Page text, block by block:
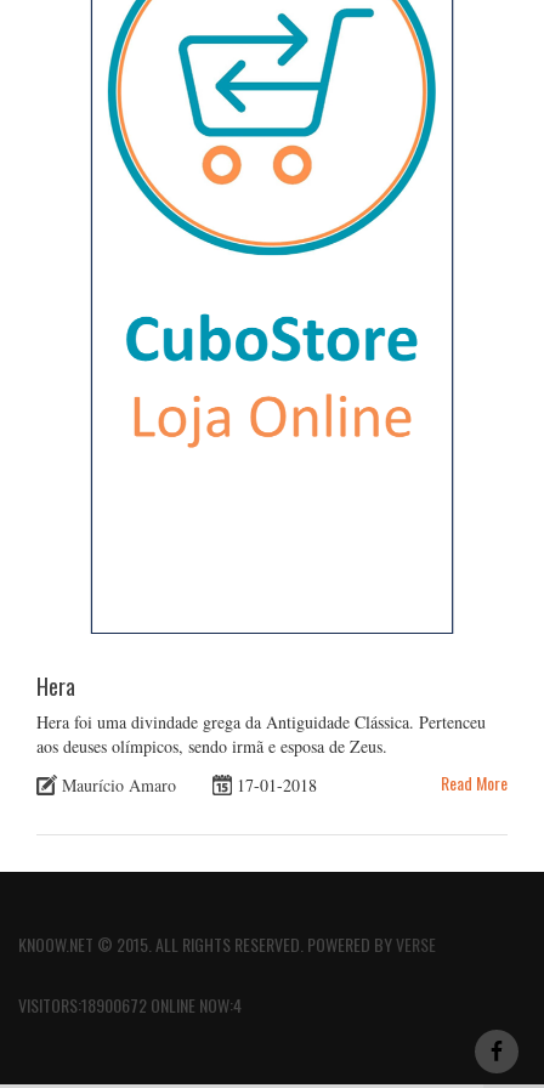
Hera
Hera foi uma divindade grega da Antiguidade Clássica. Pertenceu
aos deuses olímpicos, sendo irmã e esposa de Zeus.
Maurício Amaro
17-01-2018 Read More
KNOOW.NET © 2015. ALL RIGHTS RESERVED. POWERED BYVERSE
VISITORS:18900672 ONLINE NOW:4